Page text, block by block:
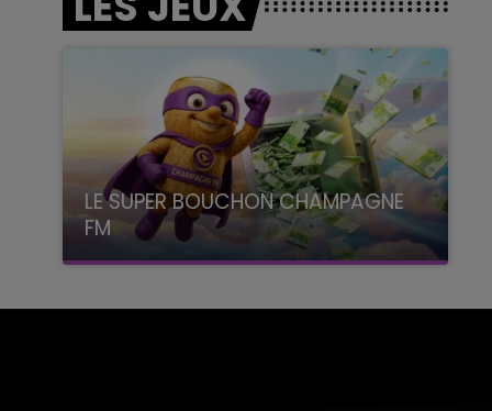
LE SUPER BOUCHON CHAMPAGNE
FM
avec La Famille Champagne FM, à 8H10